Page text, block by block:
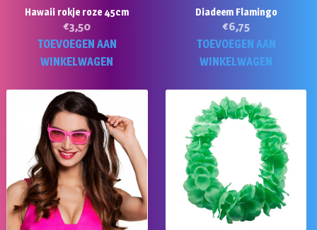
Hawaii rokje roze 45cm
€3,50
TOEVOEGEN AAN
WINKELWAGEN
Diadeem Flamingo
€6,75
TOEVOEGEN AAN
WINKELWAGEN